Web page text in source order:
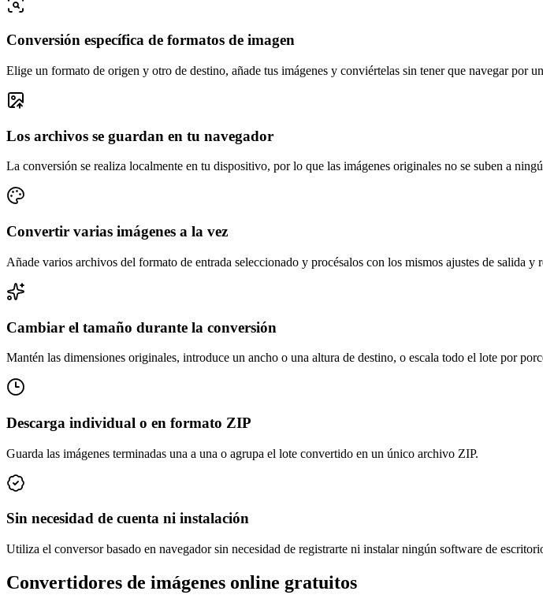
Conversión específica de formatos de imagen
Elige un formato de origen y otro de destino, añade tus imágenes y conviértelas sin tener que navegar por
Los archivos se guardan en tu navegador
La conversión se realiza localmente en tu dispositivo, por lo que las imágenes originales no se suben a
Convertir varias imágenes a la vez
Añade varios archivos del formato de entrada seleccionado y procésalos con los mismos ajustes de salida y
Cambiar el tamaño durante la conversión
Mantén las dimensiones originales, introduce un ancho o una altura de destino, o escala todo el lote por
Descarga individual o en formato ZIP
Guarda las imágenes terminadas una a una o agrupa el lote convertido en un único archivo ZIP.
Sin necesidad de cuenta ni instalación
Utiliza el conversor basado en navegador sin necesidad de registrarte ni instalar ningún software de
Convertidores de imágenes online gratuitos